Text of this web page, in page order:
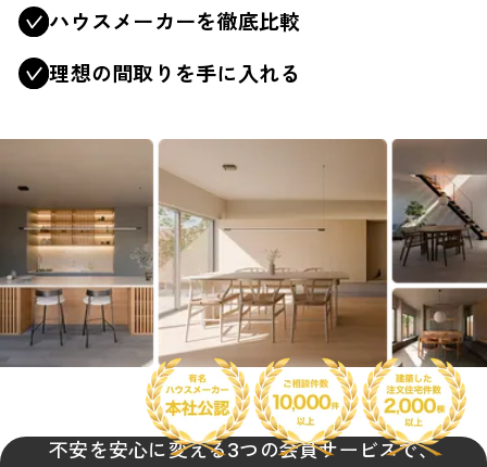
ハウスメーカーを徹底比較
理想の間取りを手に入れる
不安を安心に変える3つの会員サービスで、